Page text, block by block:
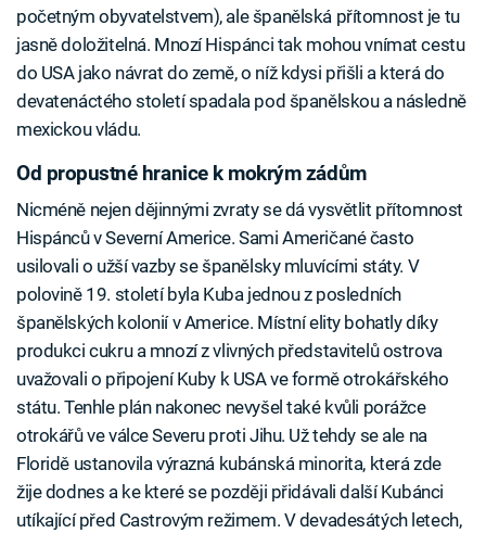
početným obyvatelstvem), ale španělská přítomnost je tu
jasně doložitelná. Mnozí Hispánci tak mohou vnímat cestu
do USA jako návrat do země, o níž kdysi přišli a která do
devatenáctého století spadala pod španělskou a následně
mexickou vládu.
Od propustné hranice k mokrým zádům
Nicméně nejen dějinnými zvraty se dá vysvětlit přítomnost
Hispánců v Severní Americe. Sami Američané často
usilovali o užší vazby se španělsky mluvícími státy. V
polovině 19. století byla Kuba jednou z posledních
španělských kolonií v Americe. Místní elity bohatly díky
produkci cukru a mnozí z vlivných představitelů ostrova
uvažovali o připojení Kuby k USA ve formě otrokářského
státu. Tenhle plán nakonec nevyšel také kvůli porážce
otrokářů ve válce Severu proti Jihu. Už tehdy se ale na
Floridě ustanovila výrazná kubánská minorita, která zde
žije dodnes a ke které se později přidávali další Kubánci
utíkající před Castrovým režimem. V devadesátých letech,